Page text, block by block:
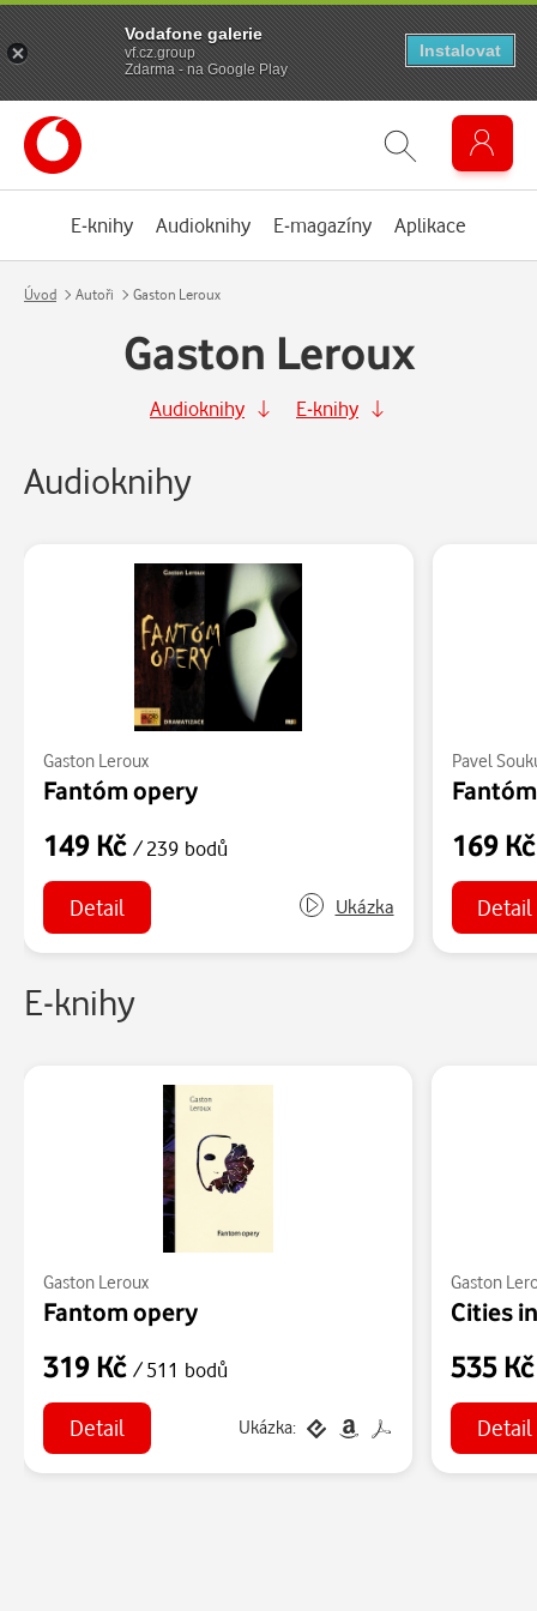
E-knihy Audioknihy E-magazíny Aplikace
Úvod Autoři Gaston Leroux
Gaston Leroux
Audioknihy E-knihy
Audioknihy
Gaston Leroux
Fantóm opery
149 Kč / 239 bodů
Detail Ukázka
Pavel
169
Detail
E-knihy
Gaston Leroux
Fantom opery
319 Kč / 511 bodů
Detail Ukázka:
Gaston
Cities
535
Detail
Vodafone galerie
vf.cz.group
Zdarma - na Google Play
Instalovat